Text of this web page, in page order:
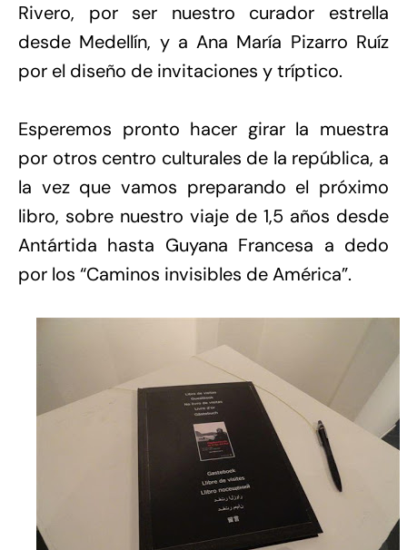
Rivero, por ser nuestro curador estrella
desde Medellín, y a Ana María Pizarro Ruíz
por el diseño de invitaciones y tríptico.
Esperemos pronto hacer girar la muestra
por otros centro culturales de la república, a
la vez que vamos preparando el próximo
libro, sobre nuestro viaje de 1,5 años desde
Antártida hasta Guyana Francesa a dedo
por los “Caminos invisibles de América”.